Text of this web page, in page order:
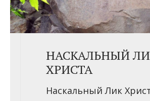
НАСКАЛЬНЫЙ
ХРИСТА
Наскальный Лик